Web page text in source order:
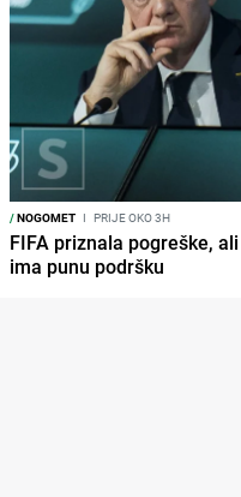
/NOGOMET I PRIJE OKO 3H
FIFA priznala pogreške,
ima punu podršku